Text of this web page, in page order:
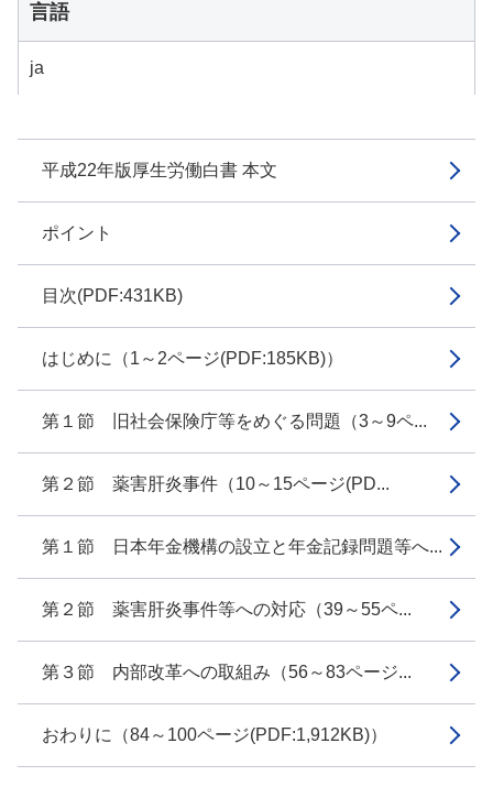
平成22年版厚生労働白書 本文
ポイント
目次(PDF:431KB)
はじめに（1～2ページ(PDF:185KB)）
第１節 旧社会保険庁等をめぐる問題（3～9ペ...
第２節 薬害肝炎事件（10～15ページ(PD...
第１節 日本年金機構の設立と年金記録問題等へ...
第２節 薬害肝炎事件等への対応（39～55ペ...
第３節 内部改革への取組み（56～83ページ...
おわりに（84～100ページ(PDF:1,912KB)）
言語
ja